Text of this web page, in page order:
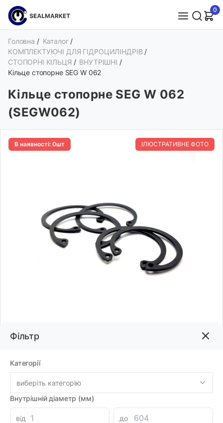
0
Фільтр
Категорії
виберіть категорію
Внутрішній діаметр (мм)
від
до
Головна / Каталог /
КОМПЛЕКТУЮЧІ ДЛЯ ГІДРОЦИЛІНДРІВ /
СТОПОРНІ КІЛЬЦЯ / ВНУТРІШНІ /
Кільце стопорне SEG W 062
Кільце стопорне SEG W 062
(SEGW062)
В наявності: 0шт ІЛЮСТРАТИВНЕ ФОТО
Код товару:
21.60грн
-